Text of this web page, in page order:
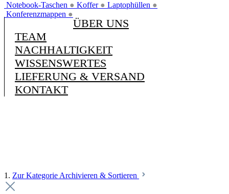
Notebook-Taschen ● Koffer ● Laptophüllen ●
Konferenzmappen ●
ÜBER UNS
TEAM
NACHHALTIGKEIT
WISSENSWERTES
LIEFERUNG & VERSAND
KONTAKT
1. Zur Kategorie Archivieren & Sortieren